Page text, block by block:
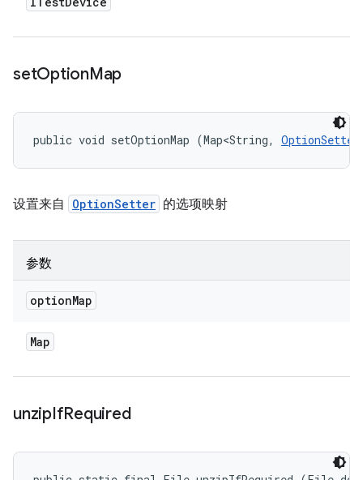
setOptionMap
public void setOptionMap (Map<String,
设置来自 OptionSetter 的选项映射
参数
optionMap
Map
unzipIfRequired